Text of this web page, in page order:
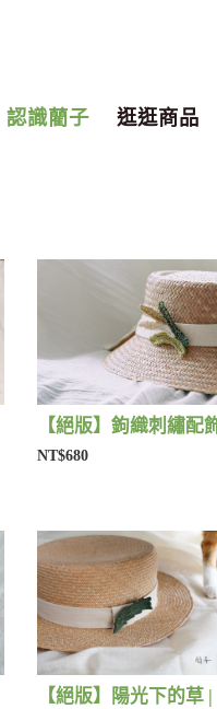
認識藺子 逛逛商品
NT$680